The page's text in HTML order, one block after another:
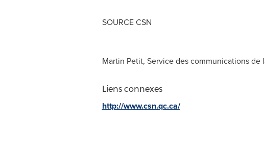
SOURCE CSN
Martin Petit, Service des communications de
Liens connexes
http://www.csn.qc.ca/